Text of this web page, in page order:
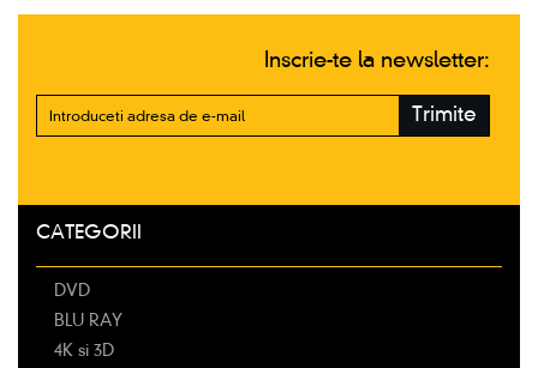
Inscrie-te la newsletter:
Trimite
CATEGORII
DVD
BLU RAY
4K si 3D